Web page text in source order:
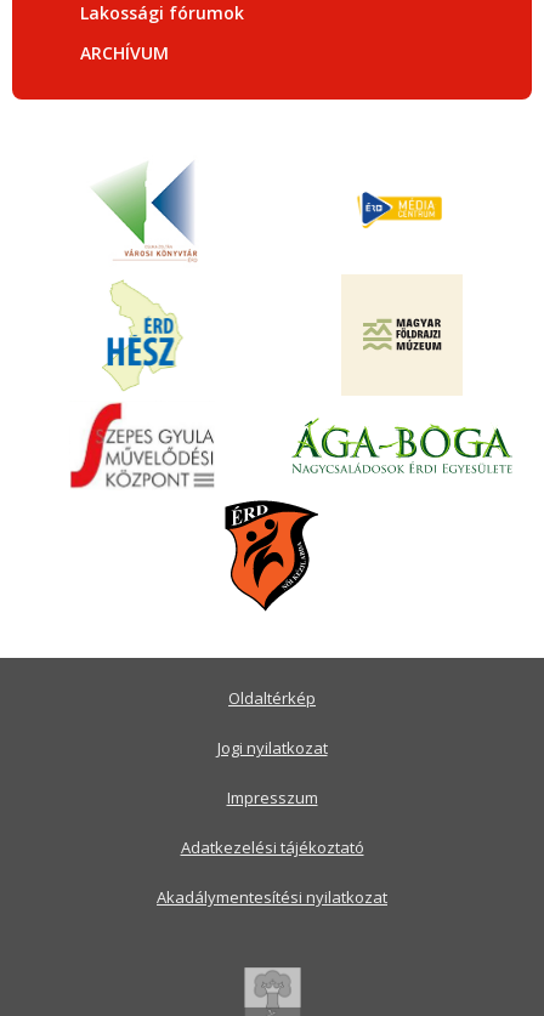
Lakossági fórumok
ARCHÍVUM
Oldaltérkép
Jogi nyilatkozat
Impresszum
Adatkezelési tájékoztató
Akadálymentesítési nyilatkozat